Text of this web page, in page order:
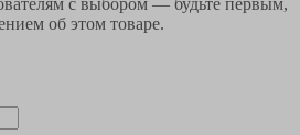
об этом товаре.